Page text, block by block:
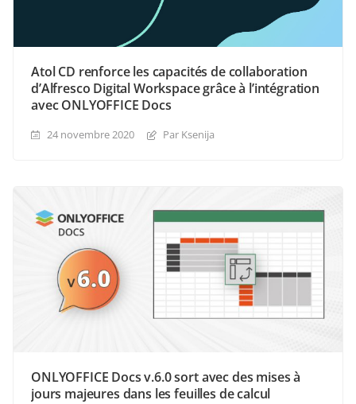
Atol CD renforce les capacités de collaboration
d’Alfresco Digital Workspace grâce à l’intégration
avec ONLYOFFICE Docs
24 novembre 2020 Par Ksenija
ONLYOFFICE Docs v.6.0 sort avec des mises à
jours majeures dans les feuilles de calcul